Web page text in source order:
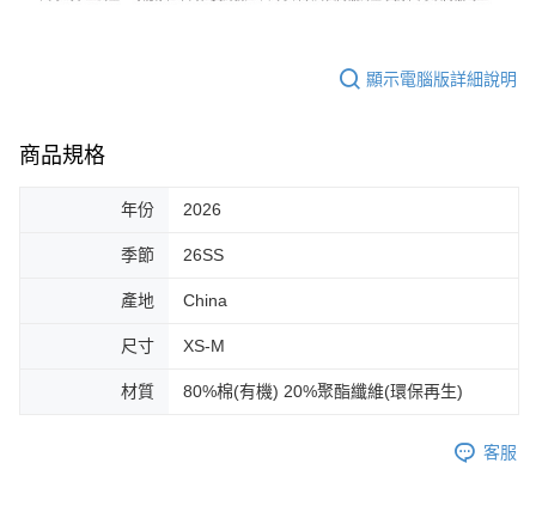
顯示電腦版詳細說明
商品規格
年份 2026
季節 26SS
產地 China
尺寸 XS-M
材質 80%棉(有機) 20%聚酯纖維(環保再生)
客服